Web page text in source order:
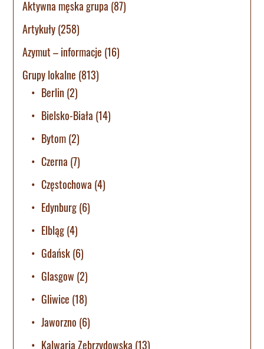
Aktywna męska grupa (87)
Artykuły(258)
Azymut – informacje (16)
Grupy lokalne (813)
Berlin (2)
Bielsko-Biała (14)
Bytom(2)
Czerna (7)
Częstochowa (4)
Edynburg(6)
Elbląg(4)
Gdańsk(6)
Glasgow (2)
Gliwice (18)
Jaworzno (6)
Kalwaria Zebrzydowska (13)